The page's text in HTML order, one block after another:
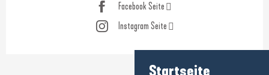
Startseite
Facebook Seite
Instagram Seite